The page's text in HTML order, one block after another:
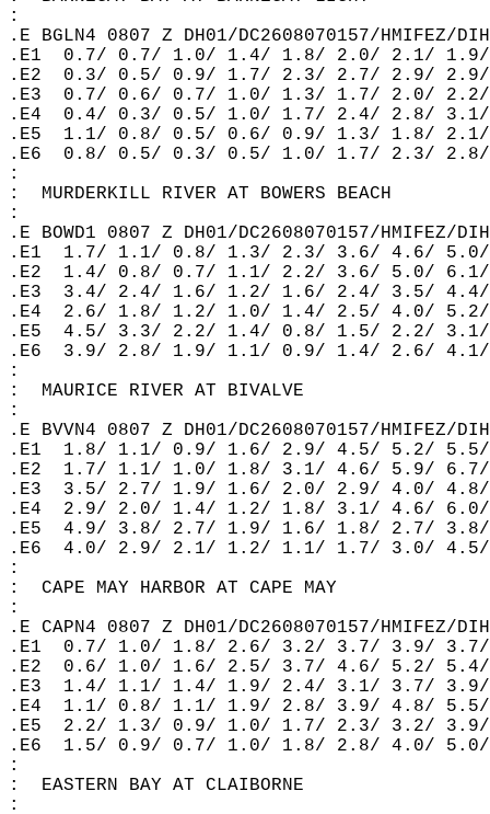
:
.E BGLN4 0807 Z DH01/DC2608070157/HMIFEZ/
.E1  0.7/ 0.7/ 1.0/ 1.4/ 1.8/ 2.0/ 2.1/
.E2  0.3/ 0.5/ 0.9/ 1.7/ 2.3/ 2.7/ 2.9/
.E3  0.7/ 0.6/ 0.7/ 1.0/ 1.3/ 1.7/ 2.0/
.E4  0.4/ 0.3/ 0.5/ 1.0/ 1.7/ 2.4/ 2.8/
.E5  1.1/ 0.8/ 0.5/ 0.6/ 0.9/ 1.3/ 1.8/
.E6  0.8/ 0.5/ 0.3/ 0.5/ 1.0/ 1.7/ 2.3/
:
:  MURDERKILL RIVER AT BOWERS BEACH
:
.E BOWD1 0807 Z DH01/DC2608070157/HMIFEZ/
.E1  1.7/ 1.1/ 0.8/ 1.3/ 2.3/ 3.6/ 4.6/
.E2  1.4/ 0.8/ 0.7/ 1.1/ 2.2/ 3.6/ 5.0/
.E3  3.4/ 2.4/ 1.6/ 1.2/ 1.6/ 2.4/ 3.5/
.E4  2.6/ 1.8/ 1.2/ 1.0/ 1.4/ 2.5/ 4.0/
.E5  4.5/ 3.3/ 2.2/ 1.4/ 0.8/ 1.5/ 2.2/
.E6  3.9/ 2.8/ 1.9/ 1.1/ 0.9/ 1.4/ 2.6/
:
:  MAURICE RIVER AT BIVALVE
:
.E BVVN4 0807 Z DH01/DC2608070157/HMIFEZ/
.E1  1.8/ 1.1/ 0.9/ 1.6/ 2.9/ 4.5/ 5.2/
.E2  1.7/ 1.1/ 1.0/ 1.8/ 3.1/ 4.6/ 5.9/
.E3  3.5/ 2.7/ 1.9/ 1.6/ 2.0/ 2.9/ 4.0/
.E4  2.9/ 2.0/ 1.4/ 1.2/ 1.8/ 3.1/ 4.6/
.E5  4.9/ 3.8/ 2.7/ 1.9/ 1.6/ 1.8/ 2.7/
.E6  4.0/ 2.9/ 2.1/ 1.2/ 1.1/ 1.7/ 3.0/
:
:  CAPE MAY HARBOR AT CAPE MAY
:
.E CAPN4 0807 Z DH01/DC2608070157/HMIFEZ/
.E1  0.7/ 1.0/ 1.8/ 2.6/ 3.2/ 3.7/ 3.9/
.E2  0.6/ 1.0/ 1.6/ 2.5/ 3.7/ 4.6/ 5.2/
.E3  1.4/ 1.1/ 1.4/ 1.9/ 2.4/ 3.1/ 3.7/
.E4  1.1/ 0.8/ 1.1/ 1.9/ 2.8/ 3.9/ 4.8/
.E5  2.2/ 1.3/ 0.9/ 1.0/ 1.7/ 2.3/ 3.2/
.E6  1.5/ 0.9/ 0.7/ 1.0/ 1.8/ 2.8/ 4.0/
:
:  EASTERN BAY AT CLAIBORNE
: